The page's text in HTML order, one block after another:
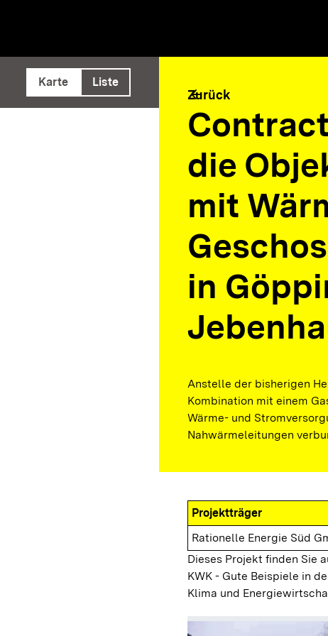
ausführen
Karte Liste
arrow_back
Zurück
die
mit
in
Anstelle der bisherigen
Kombination mit einem
Wärme- und
Nahwärmeleitungen
Projektträger
Rationelle Energie Süd
Dieses Projekt finden Sie
KWK - Gute Beispiele in
Klima und